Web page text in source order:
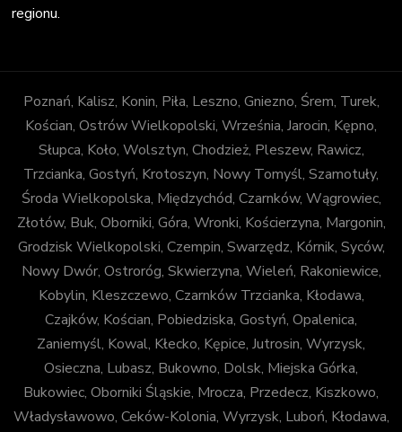
regionu.
Poznań, Kalisz, Konin, Piła, Leszno, Gniezno, Śrem, Turek,
Kościan, Ostrów Wielkopolski, Września, Jarocin, Kępno,
Słupca, Koło, Wolsztyn, Chodzież, Pleszew, Rawicz,
Trzcianka, Gostyń, Krotoszyn, Nowy Tomyśl, Szamotuły,
Środa Wielkopolska, Międzychód, Czarnków, Wągrowiec,
Złotów, Buk, Oborniki, Góra, Wronki, Kościerzyna, Margonin,
Grodzisk Wielkopolski, Czempin, Swarzędz, Kórnik, Syców,
Nowy Dwór, Ostroróg, Skwierzyna, Wieleń, Rakoniewice,
Kobylin, Kleszczewo, Czarnków Trzcianka, Kłodawa,
Czajków, Kościan, Pobiedziska, Gostyń, Opalenica,
Zaniemyśl, Kowal, Kłecko, Kępice, Jutrosin, Wyrzysk,
Osieczna, Lubasz, Bukowno, Dolsk, Miejska Górka,
Bukowiec, Oborniki Śląskie, Mrocza, Przedecz, Kiszkowo,
Władysławowo, Ceków-Kolonia, Wyrzysk, Luboń, Kłodawa,